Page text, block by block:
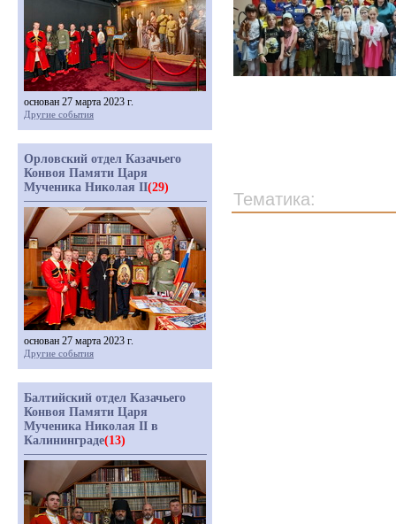
Тематика:
основан 27 марта 2023 г.
Другие события
Орловский отдел Казачьего
Конвоя Памяти Царя
Мученика Николая II(29)
основан 27 марта 2023 г.
Другие события
Балтийский отдел Казачьего
Конвоя Памяти Царя
Мученика Николая II в
Калининграде(13)